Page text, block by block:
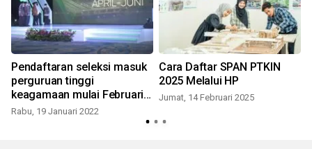
Pendaftaran seleksi masuk
perguruan tinggi
keagamaan mulai Februari
2022
Rabu, 19 Januari 2022
Cara Daftar SPAN PTKIN
2025 Melalui HP
Jumat, 14 Februari 2025